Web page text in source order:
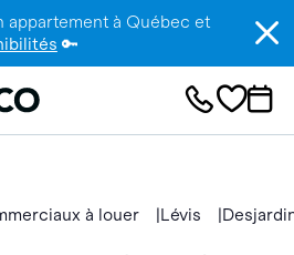
appartement à Québec et
🔑
à louer Lévis